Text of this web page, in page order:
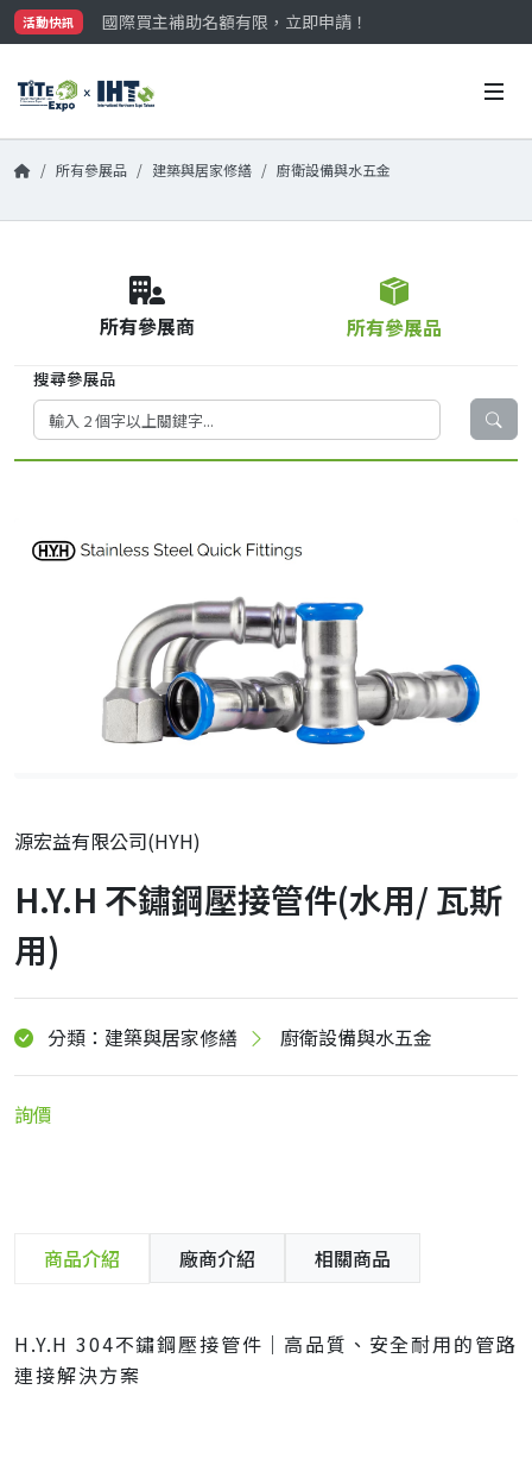
活動快訊
國際買主補助名額有限，立即申請！
參觀門票開放申請中‼️
國際買主補助名額有限，立即申請！
所有參展品 建築與居家修繕 廚衛設備與水五金
所有參展商 所有參展品
搜尋參展品
源宏益有限公司(HYH)
H.Y.H 不鏽鋼壓接管件(水用/ 瓦斯
用)
分類：建築與居家修繕 廚衛設備與水五金
詢價
商品介紹 廠商介紹 相關商品
H.Y.H 304不鏽鋼壓接管件｜高品質、安全耐用的管路
連接解決方案